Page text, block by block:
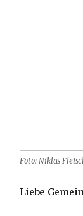
Foto: Niklas
Liebe